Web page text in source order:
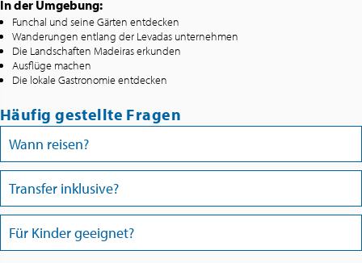
In der Umgebung:
Funchal und seine Gärten entdecken
Wanderungen entlang der Levadas unternehmen
Die Landschaften Madeiras erkunden
Ausflüge machen
Die lokale Gastronomie entdecken
Häufig gestellte Fragen
Wann reisen?
Transfer inklusive?
Für Kinder geeignet?